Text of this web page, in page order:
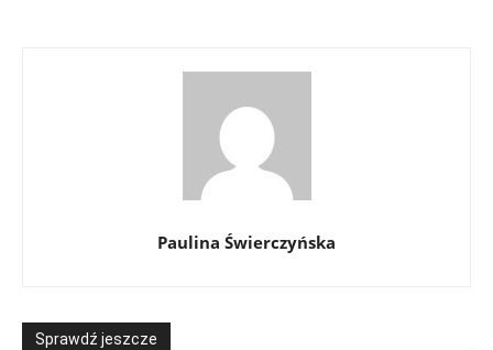
Paulina Świerczyńska
Sprawdź jeszcze